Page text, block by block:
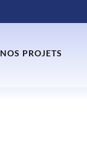
NOS PROJETS